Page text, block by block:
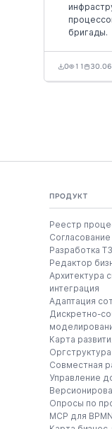
бригады.
0 11
ПРОДУКТ
Реестр
Разработка ТЗ
Редактор
Архитектура
интеграция
Адаптация
Дискретно-
Карта
Оргструктура
Совместная
Управление
Опросы по
MCP для BPMN